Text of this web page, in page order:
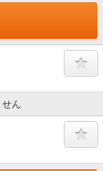
ん